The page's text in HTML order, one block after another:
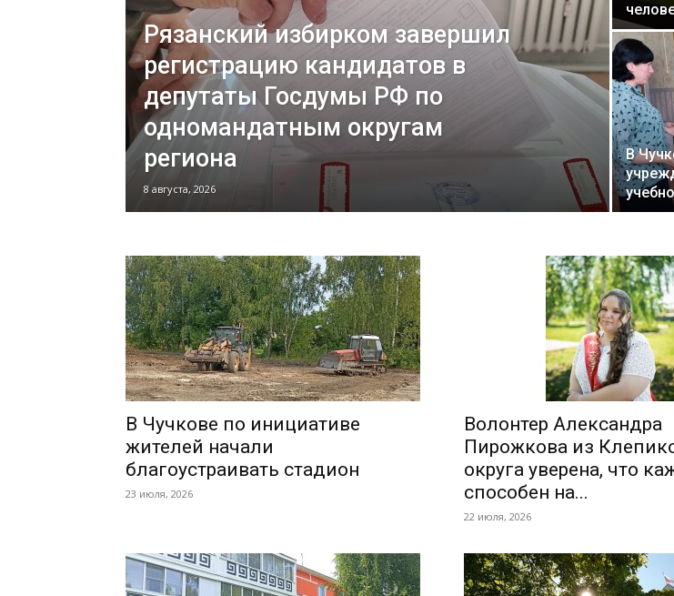
Рязанский избирком завершил
регистрацию кандидатов в
депутаты Госдумы РФ по
одномандатным округам
региона
8 августа, 2026
В
В Чучкове по инициативе
жителей начали
благоустраивать стадион
23 июля, 2026
Волонтер Александра
Пирожкова из
округа уверена, что
способен на...
22 июля, 2026